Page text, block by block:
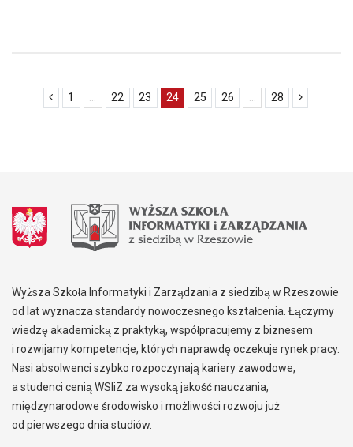
1 ... 22 23 24 25 26 ... 28
Wyższa Szkoła Informatyki i Zarządzania z siedzibą w Rzeszowie
od lat wyznacza standardy nowoczesnego kształcenia. Łączymy
wiedzę akademicką z praktyką, współpracujemy z biznesem
i rozwijamy kompetencje, których naprawdę oczekuje rynek pracy.
Nasi absolwenci szybko rozpoczynają kariery zawodowe,
a studenci cenią WSIiZ za wysoką jakość nauczania,
międzynarodowe środowisko i możliwości rozwoju już
od pierwszego dnia studiów.